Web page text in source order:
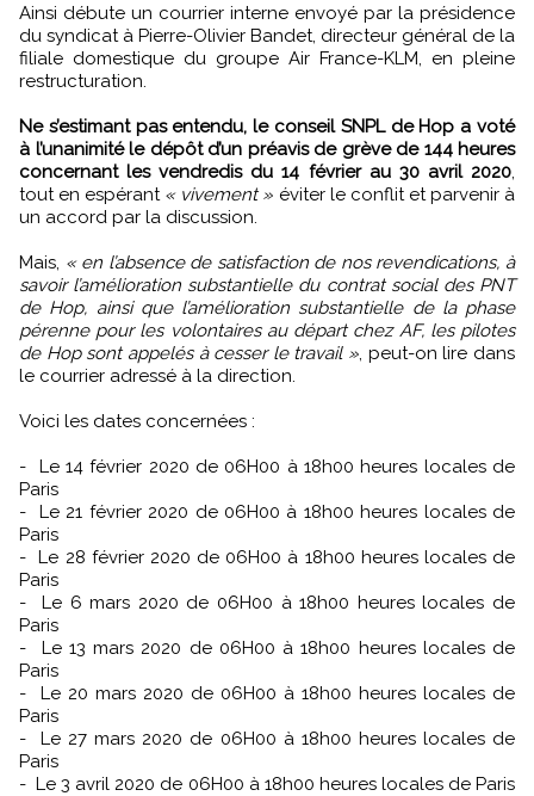
Ainsi débute un courrier interne envoyé par la présidence
du syndicat à Pierre-Olivier Bandet, directeur général de la
filiale domestique du groupe Air France-KLM, en pleine
restructuration.
Ne s’estimant pas entendu, le conseil SNPL de Hop a voté
à l’unanimité le dépôt d’un préavis de grève de 144 heures
concernant les vendredis du 14 février au 30 avril 2020
tout en espérant « vivement » éviter le conflit et parvenir à
un accord par la discussion.
Mais, « en l’absence de satisfaction de nos revendications, à
savoir l’amélioration substantielle du contrat social des PNT
de Hop, ainsi que l’amélioration substantielle de la phase
pérenne pour les volontaires au départ chez AF, les pilotes
de Hop sont appelés à cesser le travail » , peut-on lire dans
le courrier adressé à la direction.
Voici les dates concernées :
- Le 14 février 2020 de 06H00 à 18h00 heures locales de
Paris
- Le 21 février 2020 de 06H00 à 18h00 heures locales de
Paris
- Le 28 février 2020 de 06H00 à 18h00 heures locales de
Paris
- Le 6 mars 2020 de 06H00 à 18h00 heures locales de
Paris
- Le 13 mars 2020 de 06H00 à 18h00 heures locales de
Paris
- Le 20 mars 2020 de 06H00 à 18h00 heures locales de
Paris
- Le 27 mars 2020 de 06H00 à 18h00 heures locales de
Paris
- Le 3 avril 2020 de 06H00 à 18h00 heures locales de Paris